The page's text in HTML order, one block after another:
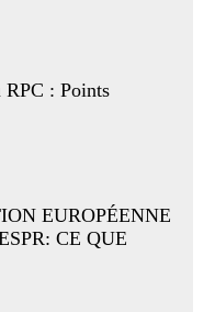
RPC : Points
EUROPÉENNE
CE QUE